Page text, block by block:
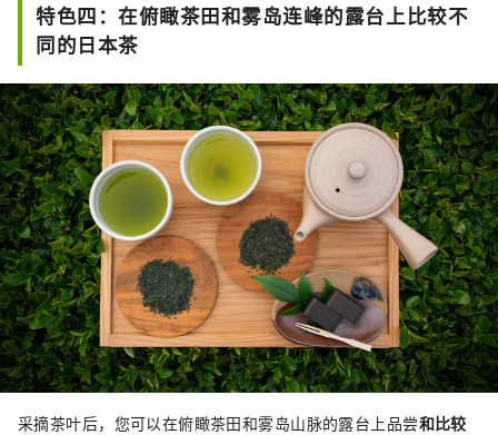
特色四：在俯瞰茶田和雾岛连峰的露台上比较不
同的日本茶
采摘茶叶后，您可以在俯瞰茶田和雾岛山脉的露台上品尝和比较